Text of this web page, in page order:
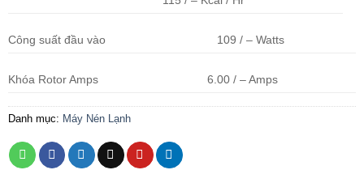
Công suất đầu vào 109 / – Watts
Khóa Rotor Amps 6.00 / – Amps
Danh mục: Máy Nén Lạnh